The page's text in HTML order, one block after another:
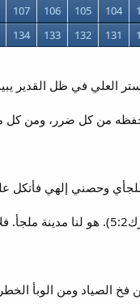
104
105
106
107
131
132
133
134
من كل ضرر، ومن كل
فيه.